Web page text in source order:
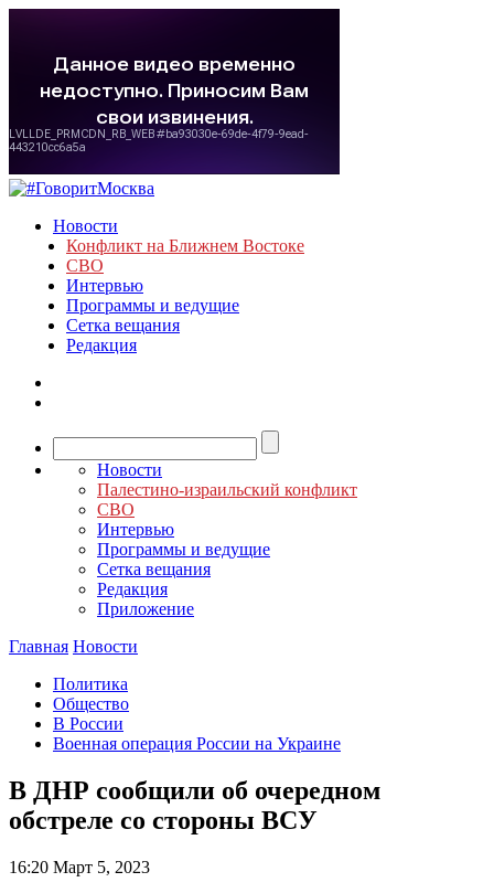
Новости
Конфликт на Ближнем Востоке
СВО
Интервью
Программы и ведущие
Сетка вещания
Редакция
Новости
Палестино-израильский конфликт
СВО
Интервью
Программы и ведущие
Сетка вещания
Редакция
Приложение
Главная Новости
Политика
Общество
В России
Военная операция России на Украине
В ДНР сообщили об очередном
обстреле со стороны ВСУ
16:20 Март 5, 2023